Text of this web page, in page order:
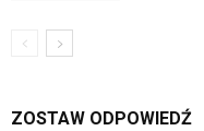
ZOSTAW ODPOWIEDŹ